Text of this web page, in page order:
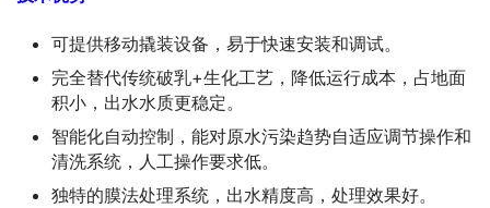
可提供移动撬装设备，易于快速安装和调试。
完全替代传统破乳+生化工艺，降低运行成本，占地面
积小，出水水质更稳定。
智能化自动控制，能对原水污染趋势自适应调节操作和
清洗系统，人工操作要求低。
独特的膜法处理系统，出水精度高，处理效果好。